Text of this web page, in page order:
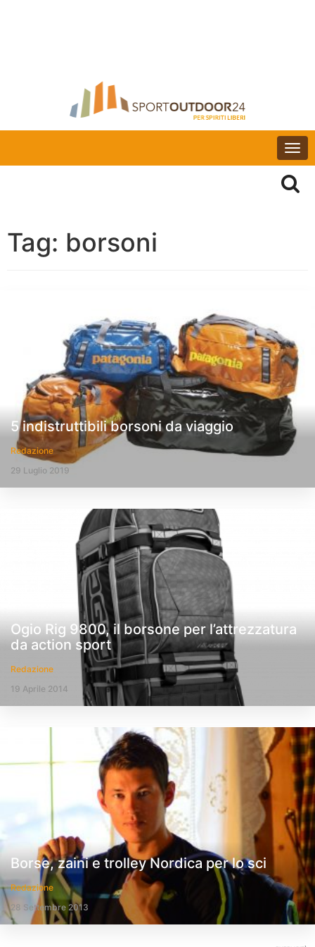
Tag: borsoni
5 indistruttibili borsoni da viaggio
Redazione
29 Luglio 2019
Ogio Rig 9800, il borsone per l’attrezzatura
da action sport
Redazione
19 Aprile 2014
Borse, zaini e trolley Nordica per lo sci
Redazione
28 Settembre 2013